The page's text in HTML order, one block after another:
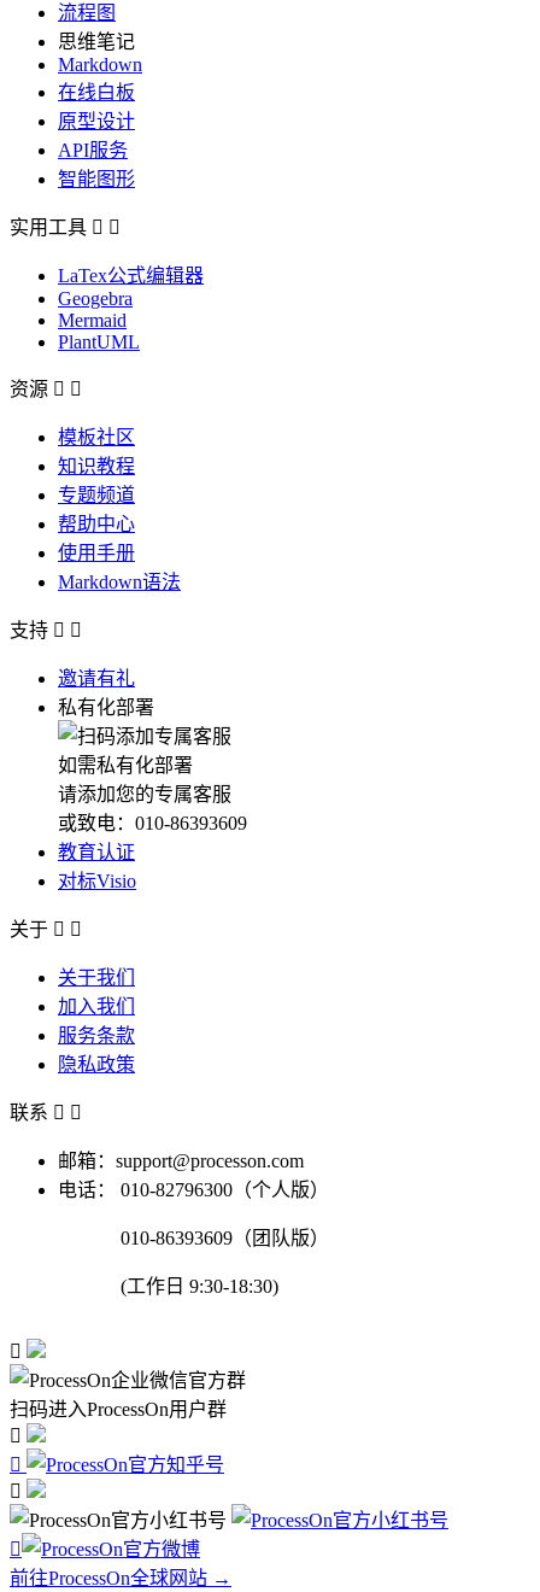
流程图
思维笔记
Markdown
在线白板
原型设计
API服务
智能图形
实用工具  
LaTex公式编辑器
Geogebra
Mermaid
PlantUML
资源  
模板社区
知识教程
专题频道
帮助中心
使用手册
Markdown语法
支持  
邀请有礼
私有化部署
如需私有化部署
请添加您的专属客服
或致电：010-86393609
教育认证
对标Visio
关于  
关于我们
加入我们
服务条款
隐私政策
联系  
邮箱：support@processon.com
电话：
010-82796300（个人版）
010-86393609（团队版）
(工作日 9:30-18:30)

扫码进入ProcessOn用户群




前往ProcessOn全球网站 →